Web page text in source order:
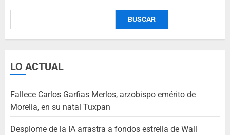
BUSCAR
LO ACTUAL
Fallece Carlos Garfias Merlos, arzobispo emérito de
Morelia, en su natal Tuxpan
Desplome de la IA arrastra a fondos estrella de Wall